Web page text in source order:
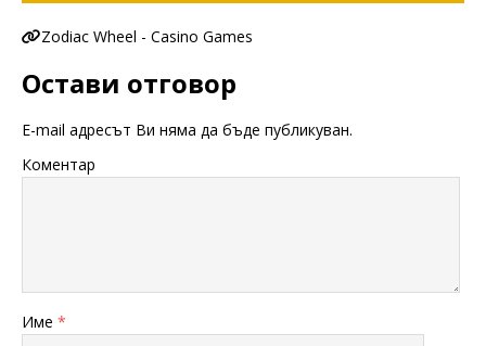
Zodiac Wheel - Casino Games
Остави отговор
E-mail адресът Ви няма да бъде публикуван.
Коментар
Име *